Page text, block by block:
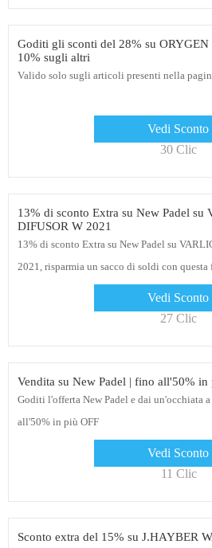
Goditi gli sconti del 28% su
10% sugli altri
Valido solo sugli articoli presenti nella
Vedi Sconto
30 Clic
13% di sconto Extra su New Padel su
DIFUSOR W 2021
13% di sconto Extra su New Padel su
2021, risparmia un sacco di soldi con questa
Vedi Sconto
27 Clic
Vendita su New Padel | fino all'50% in
Goditi l'offerta New Padel e dai un'occhiata
all'50% in più OFF
Vedi Sconto
11 Clic
Sconto extra del 15% su J.HAYBER